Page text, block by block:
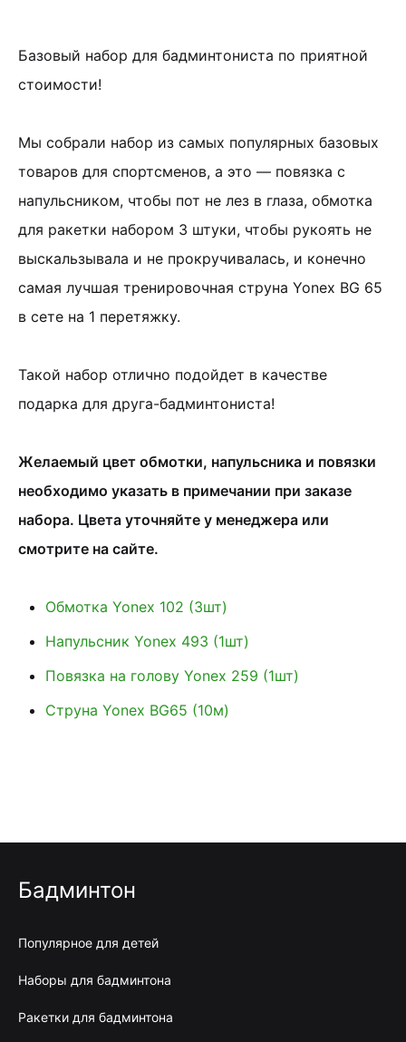
Базовый набор для бадминтониста по приятной
стоимости!
Мы собрали набор из самых популярных базовых
товаров для спортсменов, а это — повязка с
напульсником, чтобы пот не лез в глаза, обмотка
для ракетки набором 3 штуки, чтобы рукоять не
выскальзывала и не прокручивалась, и конечно
самая лучшая тренировочная струна Yonex BG 65
в сете на 1 перетяжку.
Такой набор отлично подойдет в качестве
подарка для друга-бадминтониста!
Желаемый цвет обмотки, напульсника и повязки
необходимо указать в примечании при заказе
набора. Цвета уточняйте у менеджера или
смотрите на сайте.
Обмотка Yonex 102 (3шт)
Напульсник Yonex 493 (1шт)
Повязка на голову Yonex 259 (1шт)
Струна Yonex BG65 (10м)
Бадминтон
Популярное для детей
Наборы для бадминтона
Ракетки для бадминтона